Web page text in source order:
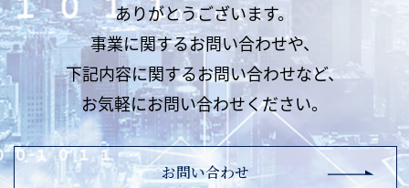
ありがとうございます。
事業に関するお問い合わせや、
下記内容に関するお問い合わせなど、
お気軽にお問い合わせください。
お問い合わせ